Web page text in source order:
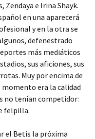
e Irina Shayk.
en una aparecerá
y en la otra se
defenestrado
más mediáticos
sus aficiones, sus
Muy por encima de
era la calidad
no tenían competidor:
felpilla.
el Betis la próxima